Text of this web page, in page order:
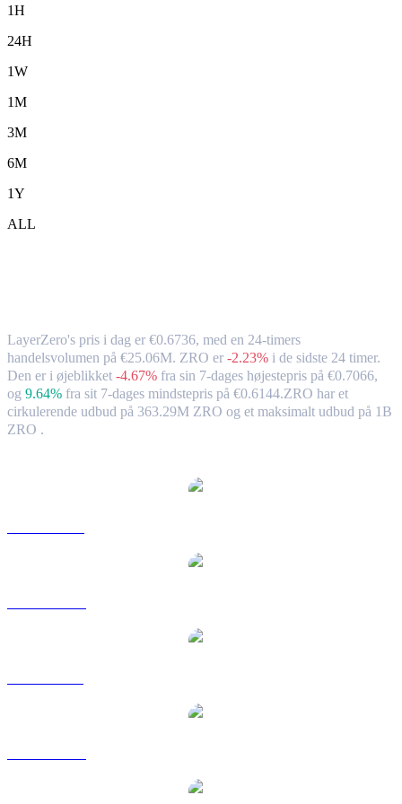
1H
24H
1W
1M
3M
6M
1Y
ALL
LayerZero's pris i dag er €0.6736, med en 24-timers
handelsvolumen på €25.06M. ZRO er -2.23% i de sidste 24 timer.
Den er i øjeblikket -4.67% fra sin 7-dages højestepris på €0.7066,
og 9.64% fra sit 7-dages mindstepris på €0.6144.ZRO har et
cirkulerende udbud på 363.29M ZRO og et maksimalt udbud på 1B
ZRO .